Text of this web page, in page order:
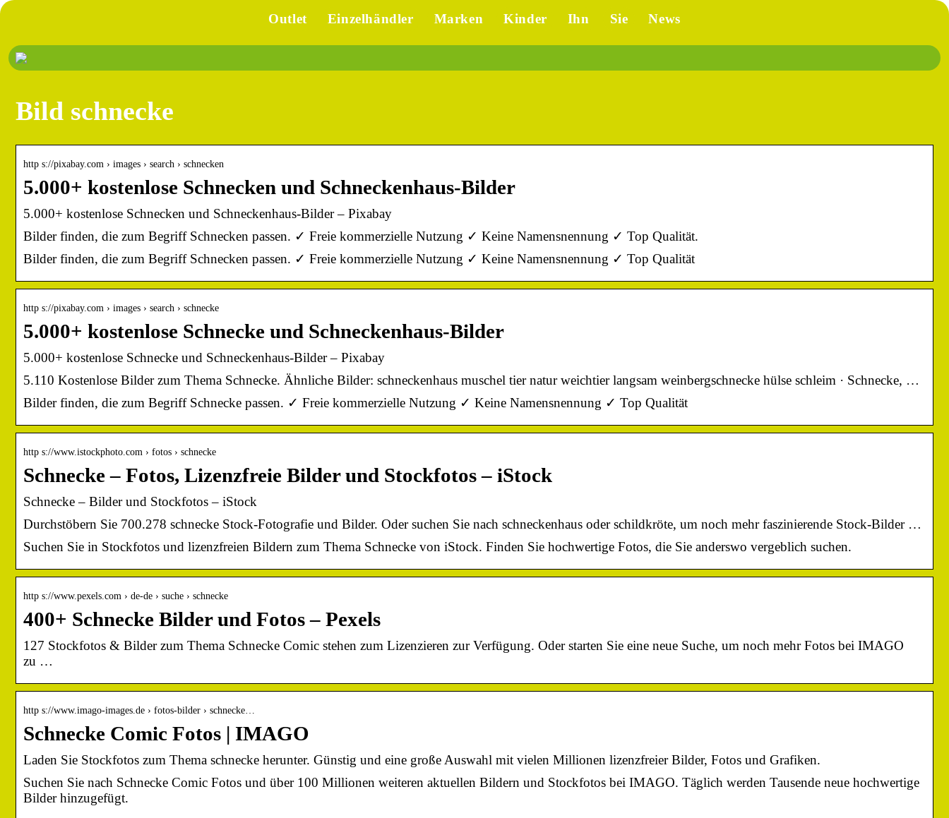
Outlet Einzelhändler Marken Kinder Ihn Sie News
Bild schnecke
http s://pixabay.com › images › search › schnecken
5.000+ kostenlose Schnecken und Schneckenhaus-Bilder
5.000+ kostenlose Schnecken und Schneckenhaus-Bilder – Pixabay
Bilder finden, die zum Begriff Schnecken passen. ✓ Freie kommerzielle Nutzung ✓ Keine Namensnennung ✓ Top Qualität.
Bilder finden, die zum Begriff Schnecken passen. ✓ Freie kommerzielle Nutzung ✓ Keine Namensnennung ✓ Top Qualität
http s://pixabay.com › images › search › schnecke
5.000+ kostenlose Schnecke und Schneckenhaus-Bilder
5.000+ kostenlose Schnecke und Schneckenhaus-Bilder – Pixabay
5.110 Kostenlose Bilder zum Thema Schnecke. Ähnliche Bilder: schneckenhaus muschel tier natur weichtier langsam weinbergschnecke hülse schleim · Schnecke, …
Bilder finden, die zum Begriff Schnecke passen. ✓ Freie kommerzielle Nutzung ✓ Keine Namensnennung ✓ Top Qualität
http s://www.istockphoto.com › fotos › schnecke
Schnecke – Fotos, Lizenzfreie Bilder und Stockfotos – iStock
Schnecke – Bilder und Stockfotos – iStock
Durchstöbern Sie 700.278 schnecke Stock-Fotografie und Bilder. Oder suchen Sie nach schneckenhaus oder schildkröte, um noch mehr faszinierende Stock-Bilder …
Suchen Sie in Stockfotos und lizenzfreien Bildern zum Thema Schnecke von iStock. Finden Sie hochwertige Fotos, die Sie anderswo vergeblich suchen.
http s://www.pexels.com › de-de › suche › schnecke
400+ Schnecke Bilder und Fotos – Pexels
127 Stockfotos & Bilder zum Thema Schnecke Comic stehen zum Lizenzieren zur Verfügung. Oder starten Sie eine neue Suche, um noch mehr Fotos bei IMAGO
zu …
http s://www.imago-images.de › fotos-bilder › schnecke…
Schnecke Comic Fotos | IMAGO
Laden Sie Stockfotos zum Thema schnecke herunter. Günstig und eine große Auswahl mit vielen Millionen lizenzfreier Bilder, Fotos und Grafiken.
Suchen Sie nach Schnecke Comic Fotos und über 100 Millionen weiteren aktuellen Bildern und Stockfotos bei IMAGO. Täglich werden Tausende neue hochwertige
Bilder hinzugefügt.